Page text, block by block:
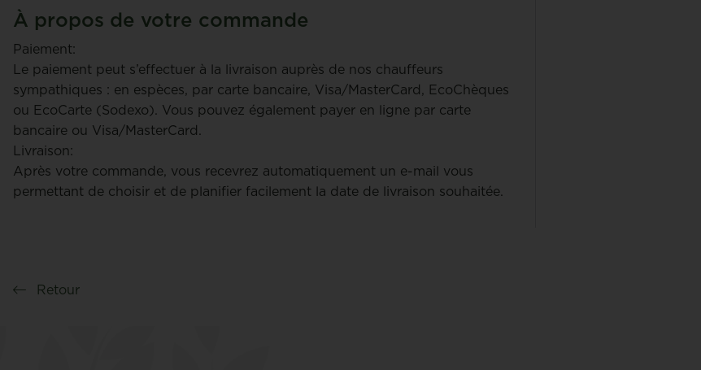
À propos de votre commande
Paiement:
Le paiement peut s’effectuer à la livraison auprès de nos chauffeurs
sympathiques : en espèces, par carte bancaire, Visa/MasterCard, EcoChèques
ou EcoCarte (Sodexo). Vous pouvez également payer en ligne par carte
bancaire ou Visa/MasterCard.
Livraison:
Après votre commande, vous recevrez automatiquement un e-mail vous
permettant de choisir et de planifier facilement la date de livraison souhaitée.
Retour